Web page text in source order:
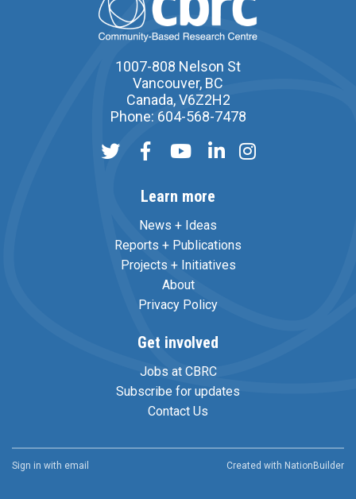
1007-808 Nelson St
Vancouver, BC
Canada, V6Z2H2
Phone: 604-568-7478
Learn more
News + Ideas
Reports + Publications
Projects + Initiatives
About
Privacy Policy
Get involved
Jobs at CBRC
Subscribe for updates
Contact Us
Sign in with email Created with NationBuilder